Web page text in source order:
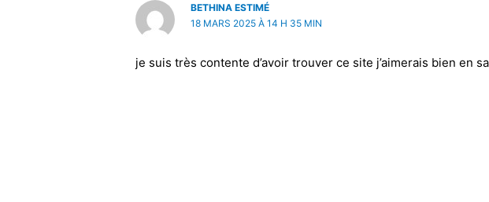
BETHINA ESTIMÉ
18 MARS 2025 À 14 H 35 MIN
je suis très contente d’avoir trouver ce site j’aimerais bien en